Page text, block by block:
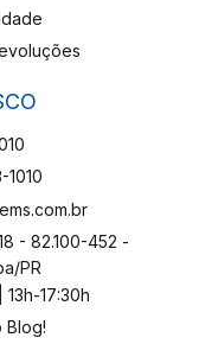
1010
- 82.100-452 -
PR
17:30h
Blog!